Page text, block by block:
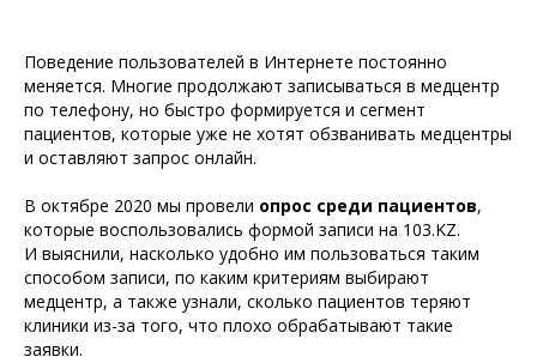
Поведение пользователей в Интернете постоянно
меняется. Многие продолжают записываться в медцентр
по телефону, но быстро формируется и сегмент
пациентов, которые уже не хотят обзванивать медцентры
и оставляют запрос онлайн.
В октябре 2020 мы провели опрос среди пациентов,
которые воспользовались формой записи на 103.KZ.
И выяснили, насколько удобно им пользоваться таким
способом записи, по каким критериям выбирают
медцентр, а также узнали, сколько пациентов теряют
клиники из-за того, что плохо обрабатывают такие
заявки.